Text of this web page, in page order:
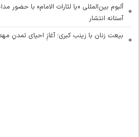
آلبوم بین‌المللی «یا لثارات الامام» با حضور
آستانه انتشار
بیعت زنان با زینب کبری؛ آغازِ احیای تمدنِ